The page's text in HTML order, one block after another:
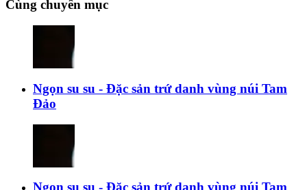
Cùng chuyên mục
Ngọn su su - Đặc sản trứ danh vùng núi Tam
Đảo